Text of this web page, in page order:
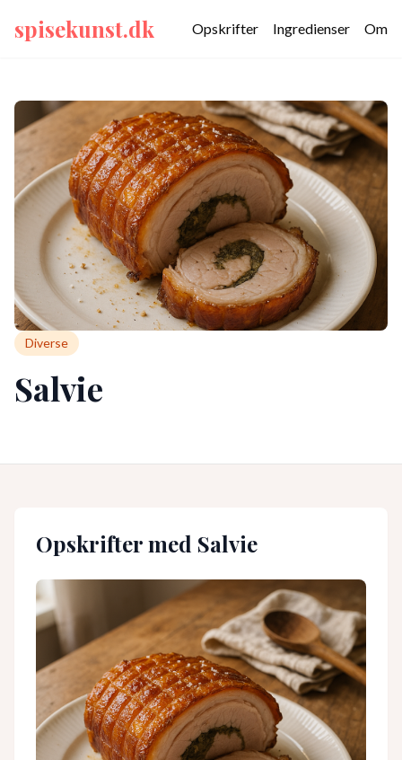
spisekunst.dk Opskrifter Ingredienser Om
Diverse
Salvie
Opskrifter med Salvie